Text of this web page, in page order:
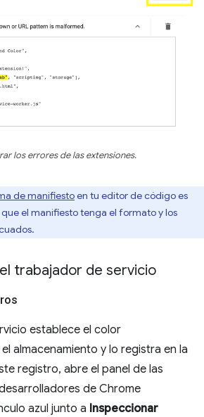
los errores de las extensiones.
de manifiestoen tu editor de código es
el manifiesto tenga el formato y los
trabajador de servicio
establece el color
almacenamiento y lo registra en la
registro, abre el panel de las
de Chrome
azul junto a Inspeccionar